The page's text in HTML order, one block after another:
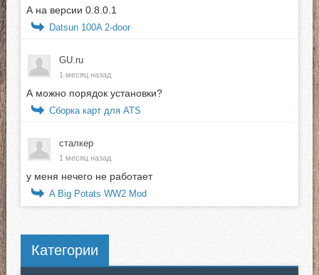
А на версии 0.8.0.1
Datsun 100A 2-door
GU.ru
1 месяц назад
А можно порядок установки?
Сборка карт для ATS
сталкер
1 месяц назад
у меня нечего не работает
A Big Potats WW2 Mod
Категории